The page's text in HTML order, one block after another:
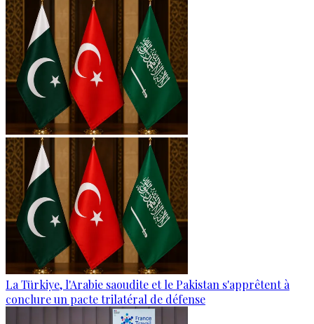
La Türkiye, l'Arabie saoudite et le Pakistan s'apprêtent à
conclure un pacte trilatéral de défense